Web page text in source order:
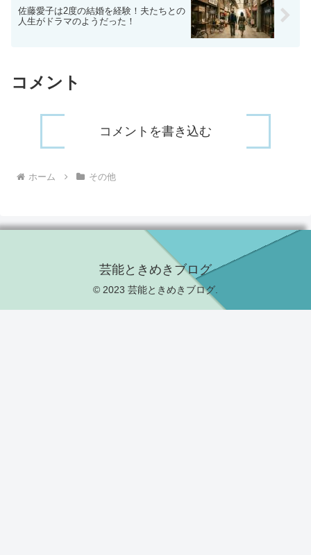
佐藤愛子は2度の結婚を経験！夫たちとの
人生がドラマのようだった！
コメント
コメントを書き込む
ホーム その他
芸能ときめきブログ
© 2023 芸能ときめきブログ.